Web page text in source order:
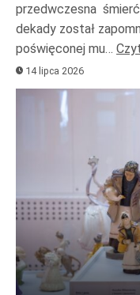
przedwczesna śmierć
dekady został
poświęconej mu…
14 lipca 2026
Odtwarzacz